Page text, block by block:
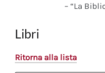
– “La
Libri
Ritorna alla lista